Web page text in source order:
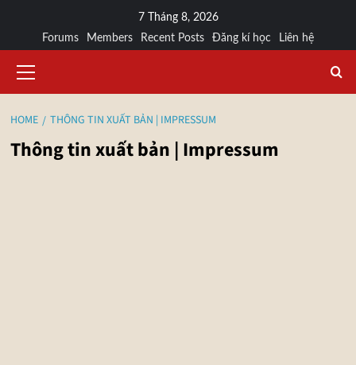
7 Tháng 8, 2026
Forums
Members Recent Posts Đăng kí học Liên hệ
HOME THÔNG TIN XUẤT BẢN | IMPRESSUM
Thông tin xuất bản | Impressum